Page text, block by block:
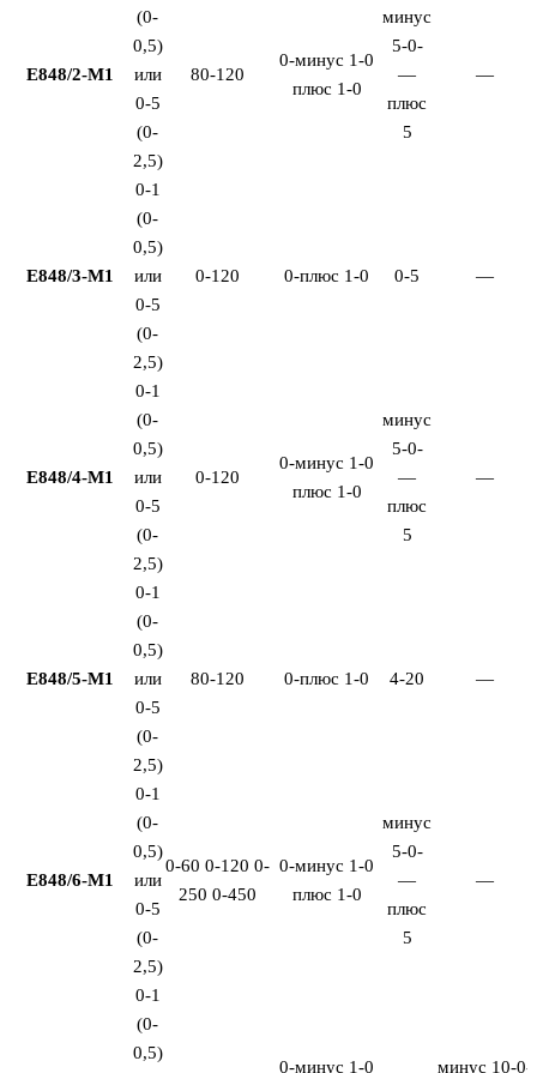
Е848/2-М1
(0-
0,5)
или
0-5
(0-
2,5)
80-120
0-минус 1-0
плюс 1-0
минус
5-0-
—
плюс
5
—
Е848/3-М1
0-1
(0-
0,5)
или
0-5
(0-
2,5)
0-120 0-плюс 1-0 0-5 —
Е848/4-М1
0-1
(0-
0,5)
или
0-5
(0-
2,5)
0-120
0-минус 1-0
плюс 1-0
минус
5-0-
—
плюс
5
—
Е848/5-М1
0-1
(0-
0,5)
или
0-5
(0-
2,5)
80-120 0-плюс 1-0 4-20 —
Е848/6-М1
0-1
(0-
0,5)
или
0-5
(0-
2,5)
0-60 0-120 0-
250 0-450
0-минус 1-0
плюс 1-0
минус
5-0-
—
плюс
5
—
0-1
(0-
0,5)
0-минус 1-0 минус 10-0-